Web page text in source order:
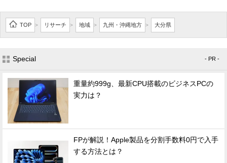
TOP > リサーチ > 地域 > 九州・沖縄地方 > 大分県
Special - PR -
重量約999g、最新CPU搭載のビジネスPCの
実力は？
FPが解説！Apple製品を分割手数料0円で入手
する方法とは？